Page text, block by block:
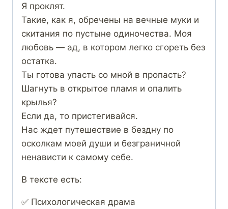
Я проклят.
Такие, как я, обречены на вечные муки и
скитания по пустыне одиночества. Моя
любовь — ад, в котором легко сгореть без
остатка.
Ты готова упасть со мной в пропасть?
Шагнуть в открытое пламя и опалить
крылья?
Если да, то пристегивайся.
Нас ждет путешествие в бездну по
осколкам моей души и безграничной
ненависти к самому себе.
В тексте есть:
✅ Психологическая драма